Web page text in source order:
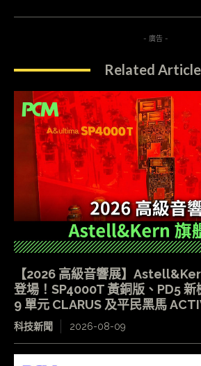
- 廣告 -
Related
【2026 高級音響展】
登場！SP4000T 黃銅版、PD5
9 單元 CLARUS 及平民黑馬
科技新聞 2026-08-09